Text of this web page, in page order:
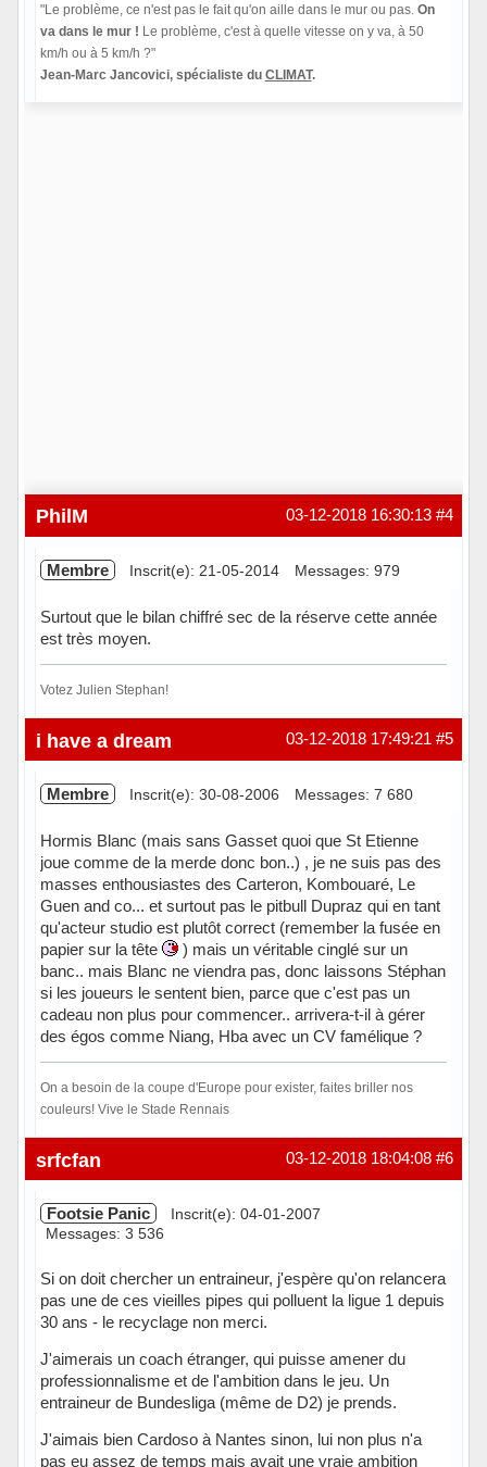
"Le problème, ce n'est pas le fait qu'on aille dans le mur ou pas. On
va dans le mur ! Le problème, c'est à quelle vitesse on y va, à 50
km/h ou à 5 km/h ?"
Jean-Marc Jancovici, spécialiste du CLIMAT.
#4
03-12-2018 16:30:13
PhilM
Membre Inscrit(e): 21-05-2014 Messages: 979
Surtout que le bilan chiffré sec de la réserve cette année
est très moyen.
Votez Julien Stephan!
Hors ligne #5
03-12-2018 17:49:21
i have a dream
Membre Inscrit(e): 30-08-2006 Messages: 7 680
Hormis Blanc (mais sans Gasset quoi que St Etienne
joue comme de la merde donc bon..) , je ne suis pas des
masses enthousiastes des Carteron, Kombouaré, Le
Guen and co... et surtout pas le pitbull Dupraz qui en tant
qu'acteur studio est plutôt correct (remember la fusée en
papier sur la tête
) mais un véritable cinglé sur un
banc.. mais Blanc ne viendra pas, donc laissons Stéphan
si les joueurs le sentent bien, parce que c'est pas un
cadeau non plus pour commencer.. arrivera-t-il à gérer
des égos comme Niang, Hba avec un CV famélique ?
On a besoin de la coupe d'Europe pour exister, faites briller nos
couleurs! Vive le Stade Rennais
Hors ligne #6
03-12-2018 18:04:08
srfcfan
Footsie Panic
Inscrit(e): 04-01-2007
Messages: 3 536
Si on doit chercher un entraineur, j'espère qu'on relancera
pas une de ces vieilles pipes qui polluent la ligue 1 depuis
30 ans - le recyclage non merci.
J'aimerais un coach étranger, qui puisse amener du
professionnalisme et de l'ambition dans le jeu. Un
entraineur de Bundesliga (même de D2) je prends.
J'aimais bien Cardoso à Nantes sinon, lui non plus n'a
pas eu assez de temps mais avait une vraie ambition